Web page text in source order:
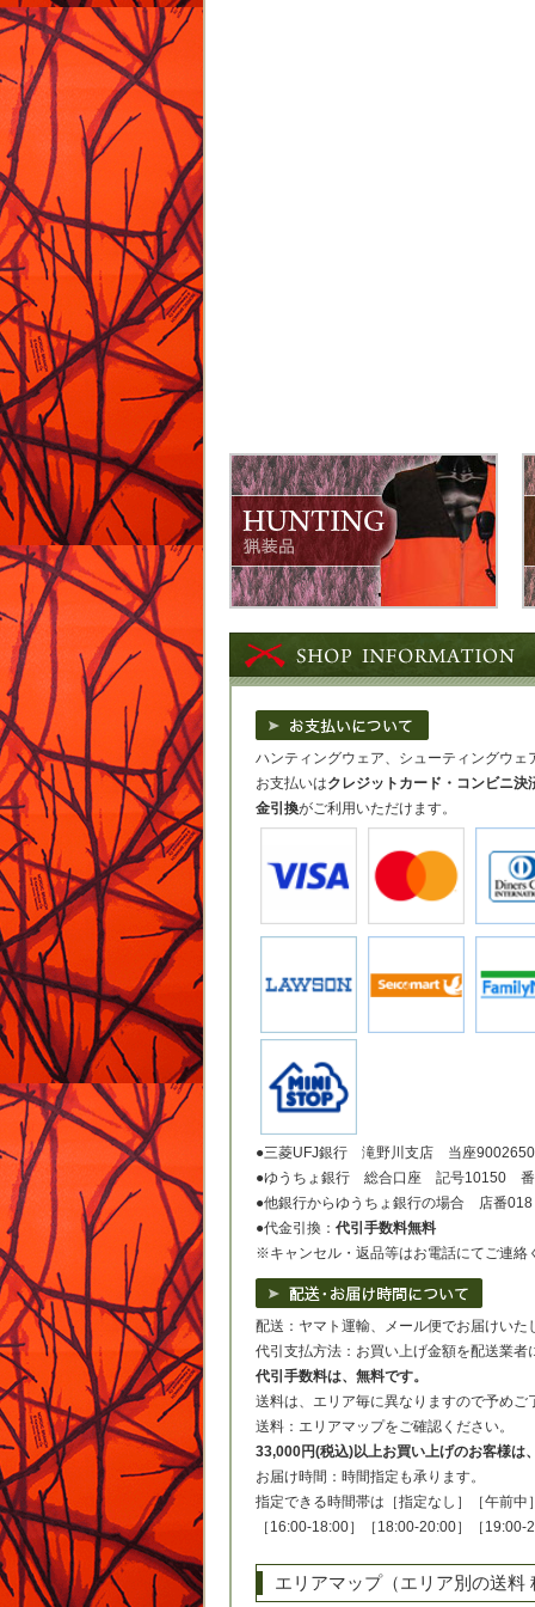
ハンティングウェア、シューティングウェ
お支払いはクレジットカード・コンビニ
金引換がご利用いただけます。
●三菱UFJ銀行 滝野川支店 当座
●ゆうちょ銀行 総合口座 記号10150
●他銀行からゆうちょ銀行の場合 店番
●代金引換： 代引手数料無料
※キャンセル・返品等はお電話にてご連絡
配送：ヤマト運輸、メール便でお届けいた
代引支払方法：お買い上げ金額を配送業者
代引手数料は、無料です。
送料は、エリア毎に異なりますので予めご
送料：エリアマップをご確認ください。
33,000円(税込)以上お買い上げのお客様は
お届け時間：時間指定も承ります。
指定できる時間帯は［指定なし］［午前中
［16:00-18:00］［18:00-20:00］［19:00-
エリアマップ（エリア別の送料